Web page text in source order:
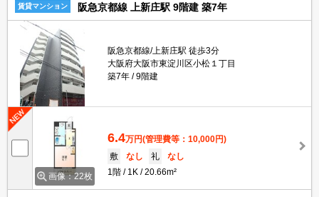
賃貸マンション 阪急京都線 上新庄駅 9階建 築7年
阪急京都線/上新庄駅 徒歩3分
大阪府大阪市東淀川区小松１丁目
築7年
9階建
画像：22枚
6.4万円(管理費等：10,000円)
敷
なし 礼
なし
1階
1K 20.66m²